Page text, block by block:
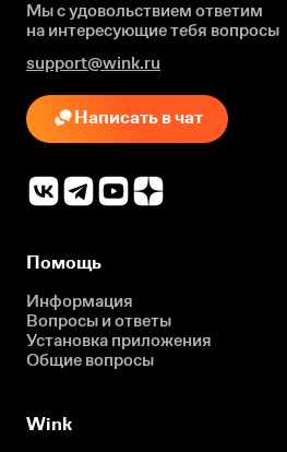
Мы с удовольствием ответим
на интересующиетебя вопросы
support@wink.ru
Написать в чат
Помощь
Информация
Вопросы и ответы
Установка приложения
Общие вопросы
Wink